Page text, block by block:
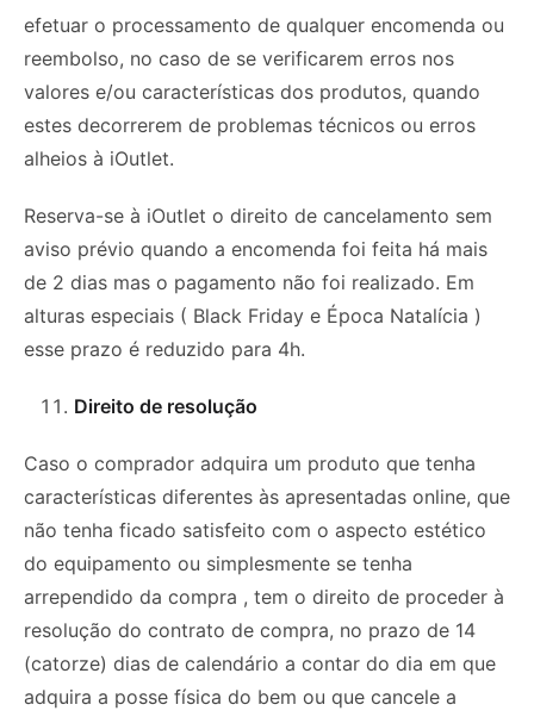
efetuar o processamento de qualquer encomenda ou
reembolso, no caso de se verificarem erros nos
valores e/ou características dos produtos, quando
estes decorrerem de problemas técnicos ou erros
alheios à iOutlet.
Reserva-se à iOutlet o direito de cancelamento sem
aviso prévio quando a encomenda foi feita há mais
de 2 dias mas o pagamento não foi realizado. Em
alturas especiais ( Black Friday e Época Natalícia )
esse prazo é reduzido para 4h.
Direito de resolução
Caso o comprador adquira um produto que tenha
características diferentes às apresentadas online, que
não tenha ficado satisfeito com o aspecto estético
do equipamento ou simplesmente se tenha
arrependido da compra , tem o direito de proceder à
resolução do contrato de compra, no prazo de 14
(catorze) dias de calendário a contar do dia em que
adquira a posse física do bem ou que cancele a